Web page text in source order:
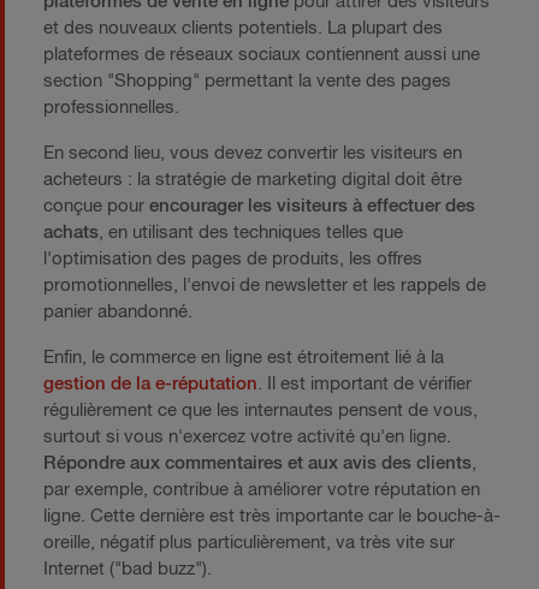
et des nouveaux clients potentiels. La plupart des
plateformes de réseaux sociaux contiennent aussi une
section "Shopping" permettant la vente des pages
professionnelles.
En second lieu, vous devez convertir les visiteurs en
acheteurs : la stratégie de marketing digital doit être
conçue pour encourager les visiteurs à effectuer des
achats, en utilisant des techniques telles que
l'optimisation des pages de produits, les offres
promotionnelles, l'envoi de newsletter et les rappels de
panier abandonné.
Enfin, le commerce en ligne est étroitement lié à la
gestion de la e-réputation. Il est important de vérifier
régulièrement ce que les internautes pensent de vous,
surtout si vous n'exercez votre activité qu'en ligne.
Répondre aux commentaires et aux avis des clients,
par exemple, contribue à améliorer votre réputation en
ligne. Cette dernière est très importante car le bouche-à-
oreille, négatif plus particulièrement, va très vite sur
Internet ("bad buzz").